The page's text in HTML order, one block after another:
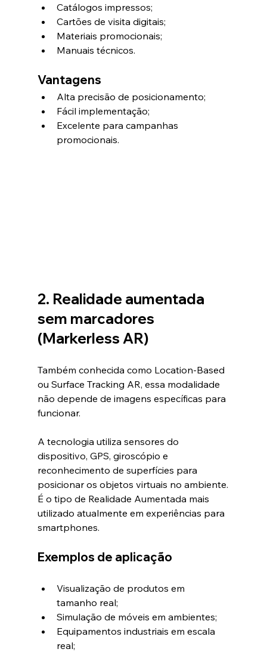
Catálogos impressos;
Cartões de visita digitais;
Materiais promocionais;
Manuais técnicos.
Vantagens
Alta precisão de posicionamento;
Fácil implementação;
Excelente para campanhas
promocionais.
2. Realidade aumentada
sem marcadores
(Markerless AR)
Também conhecida como Location-Based
ou Surface Tracking AR, essa modalidade
não depende de imagens específicas para
funcionar.
A tecnologia utiliza sensores do
dispositivo, GPS, giroscópio e
reconhecimento de superfícies para
posicionar os objetos virtuais no ambiente.
É o tipo de Realidade Aumentada mais
utilizado atualmente em experiências para
smartphones.
Exemplos de aplicação
Visualização de produtos em
tamanho real;
Simulação de móveis em ambientes;
Equipamentos industriais em escala
real;